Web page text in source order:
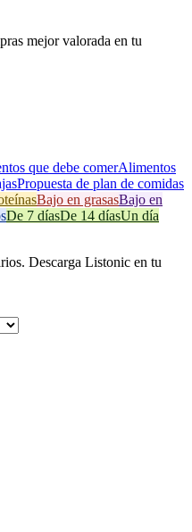
mejor valorada en tu
que debe comerAlimentos
Propuesta de plan de comidas
Bajo en grasasBajo en
De 7 díasDe 14 díasUn día
Descarga Listonic en tu